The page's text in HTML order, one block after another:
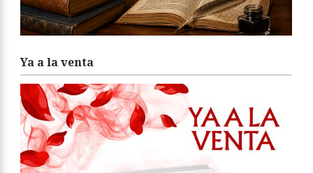
Ya a la venta